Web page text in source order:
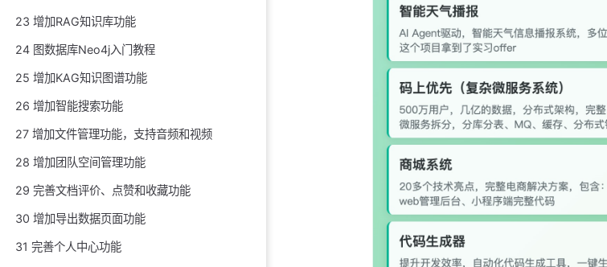
23 增加RAG知识库功能
24 图数据库Neo4j入门教程
25 增加KAG知识图谱功能
26 增加智能搜索功能
27 增加文件管理功能，支持音频和视频
28 增加团队空间管理功能
29 完善文档评价、点赞和收藏功能
30 增加导出数据页面功能
31 完善个人中心功能